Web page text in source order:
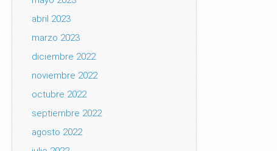
abril 2023
marzo 2023
diciembre 2022
noviembre 2022
octubre 2022
septiembre 2022
agosto 2022